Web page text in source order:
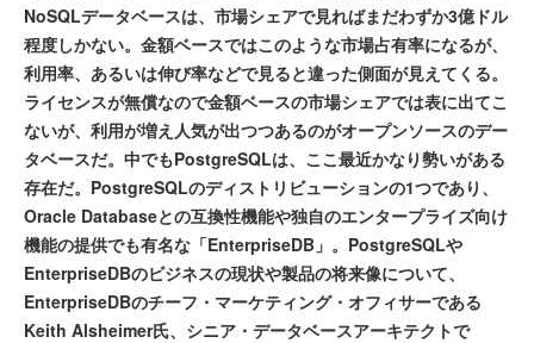
NoSQLデータベースは、市場シェアで見ればまだわずか3億ドル
程度しかない。金額ベースではこのような市場占有率になるが、
利用率、あるいは伸び率などで見ると違った側面が見えてくる。
ライセンスが無償なので金額ベースの市場シェアでは表に出てこ
ないが、利用が増え人気が出つつあるのがオープンソースのデー
タベースだ。中でもPostgreSQLは、ここ最近かなり勢いがある
存在だ。PostgreSQLのディストリビューションの1つであり、
Oracle Databaseとの互換性機能や独自のエンタープライズ向け
機能の提供でも有名な「EnterpriseDB」。PostgreSQLや
EnterpriseDBのビジネスの現状や製品の将来像について、
EnterpriseDBのチーフ・マーケティング・オフィサーである
Keith Alsheimer氏、シニア・データベースアーキテクトで